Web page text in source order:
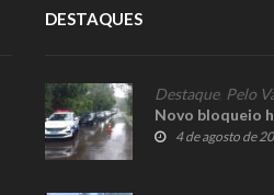
DESTAQUES
Destaque, Pelo
Novo bloqueio
4 de agosto de